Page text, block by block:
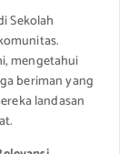
Sekolah
mengetahui
beriman yang
landasan